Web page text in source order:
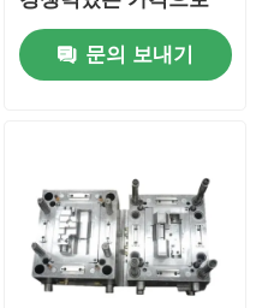
빠른 곰팡이 제조와 엄
격한 품질 통제
문의 보내기